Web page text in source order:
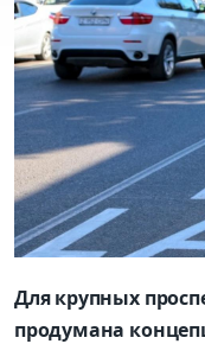
Для крупных
продумана